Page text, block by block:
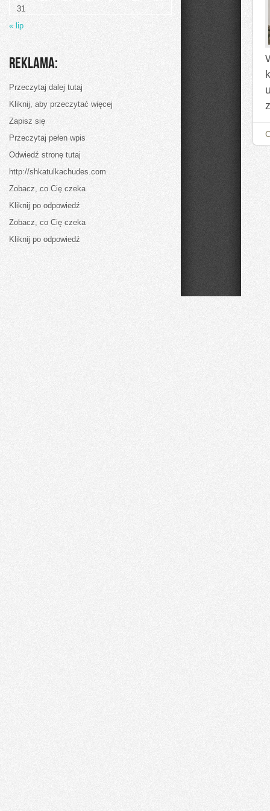
31
« lip
Reklama:
Przeczytaj dalej tutaj
Kliknij, aby przeczytać więcej
Zapisz się
Przeczytaj pełen wpis
Odwiedź stronę tutaj
http://shkatulkachudes.com
Zobacz, co Cię czeka
Kliknij po odpowiedź
Zobacz, co Cię czeka
Kliknij po odpowiedź